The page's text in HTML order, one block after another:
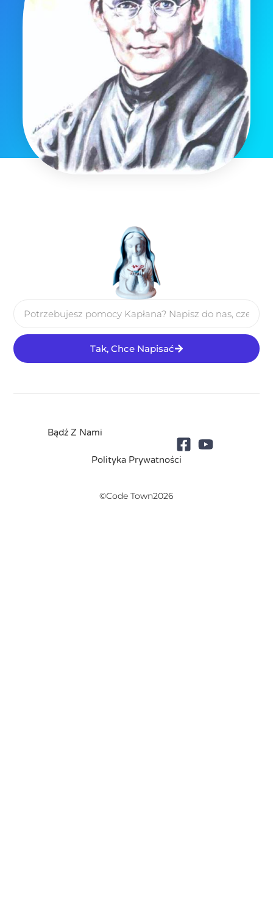
Tak, Chce Napisać
Bądź Z Nami
Polityka Prywatności
©Code Town2026